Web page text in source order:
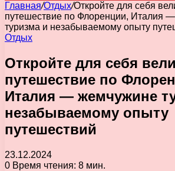
Главная/Отдых/Откройте для себя
путешествие по Флоренции, Италия
туризма и незабываемому опыту
Отдых
Откройте для себя
путешествие по
Италия — жемчужине
незабываемому опыту
путешествий
23.12.2024
0 Время чтения: 8 мин.